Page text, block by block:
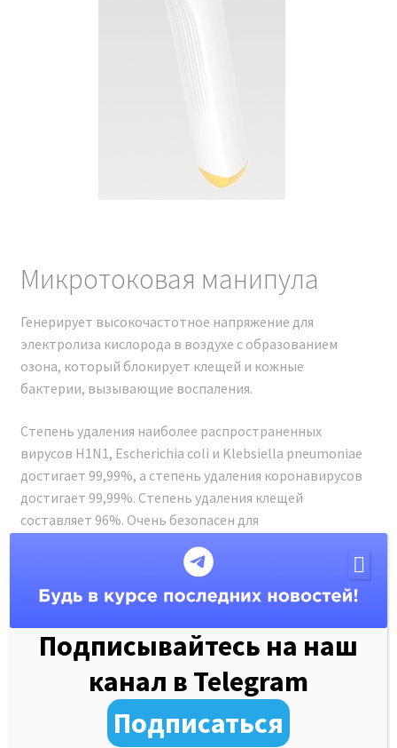
Диплом о прохождении обучения на аппарате
Подробнее о сертификатах и о том, зачем нужно
проверять их на оригинальность, вы можете
почитать в нашей статье:НАЖМИТЕ ДЛЯ ПРОСМОТРА
СТАТЬИ.
ПОЧЕМУ МЫ
Гарантия лучшей цены.
Гарантия на товар и доставку.
Техническая поддержка 24/7.
Инструкция и протоколы на русском языке.
Защита от подделок.
Надежная упаковка.
ОПИСАНИЕ
Микротоковая манипула
Генерирует высокочастотное напряжение для
электролиза кислорода в воздухе с образованием
озона, который блокирует клещей и кожные
бактерии, вызывающие воспаления.
Степень удаления наиболее распространенных
вирусов H1N1, Escherichia coli и Klebsiella pneumoniae
достигает 99,99%, а степень удаления коронавирусов
достигает 99,99%. Степень удаления клещей
составляет 96%. Очень безопасен для
Подписывайтесь на наш
канал в Telegram
Подписаться